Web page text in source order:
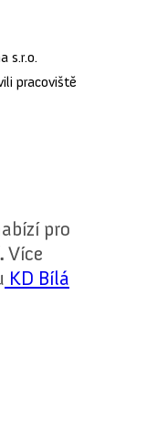
s.r.o.
pracoviště
pro
Více
KD Bílá